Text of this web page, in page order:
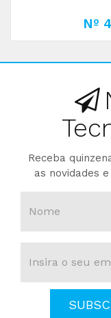
Nº
Receba
as novidades